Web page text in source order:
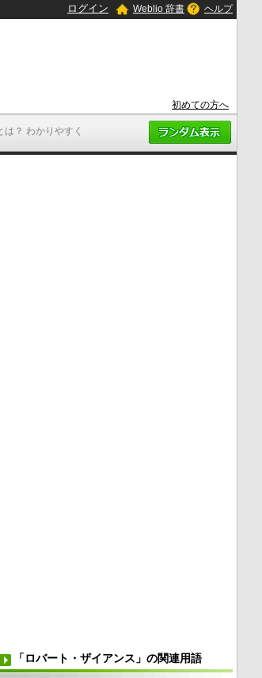
は？ わかりやすく
ログイン Weblio 辞書 ヘルプ
初めての方へ
「ロバート・ザイアンス」の関連用語